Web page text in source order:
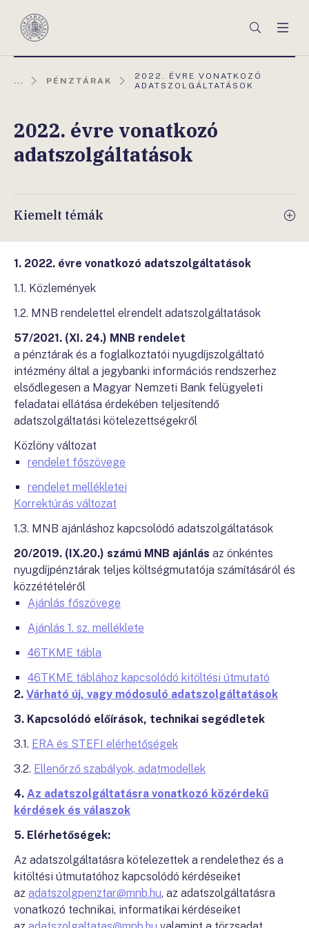
Magyar
Keresés
... PÉNZTÁRAK
AKTUÁLIS
OLDAL:
2022. ÉVRE VONATKOZÓ
ADATSZOLGÁLTATÁSOK
2022. évre vonatkozó
adatszolgáltatások
Kiemelt témák
1. 2022. évre vonatkozó adatszolgáltatások
1.1. Közlemények
1.2. MNB rendelettel elrendelt adatszolgáltatások
57/2021. (XI. 24.) MNB rendelet
a pénztárak és a foglalkoztatói nyugdíjszolgáltató
intézmény által a jegybanki információs rendszerhez
elsődlegesen a Magyar Nemzeti Bank felügyeleti
feladatai ellátása érdekében teljesítendő
adatszolgáltatási kötelezettségekről
Közlöny változat
rendelet főszövege
rendelet mellékletei
Korrektúrás változat
1.3. MNB ajánláshoz kapcsolódó adatszolgáltatások
20/2019. (IX.20.) számú MNB ajánlás az önkéntes
nyugdíjpénztárak teljes költségmutatója számításáról és
közzétételéről
Ajánlás főszövege
Ajánlás 1. sz. melléklete
46TKME tábla
46TKME táblához kapcsolódó kitöltési útmutató
2. Várható új, vagy módosuló adatszolgáltatások
3. Kapcsolódó előírások, technikai segédletek
3.1. ERA és STEFI elérhetőségek
3.2. Ellenőrző szabályok, adatmodellek
4. Az adatszolgáltatásra vonatkozó közérdekű
kérdések és válaszok
5. Elérhetőségek:
Az adatszolgáltatásra kötelezettek a rendelethez és a
kitöltési útmutatóhoz kapcsolódó kérdéseiket
az adatszolgpenztar@mnb.hu, az adatszolgáltatásra
vonatkozó technikai, informatikai kérdéseiket